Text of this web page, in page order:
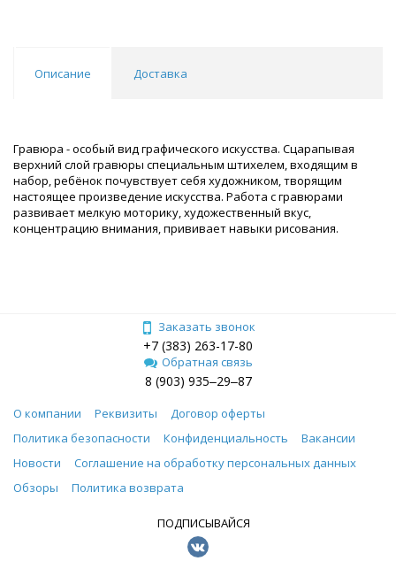
Описание Доставка
Гравюра - особый вид графического искусства. Сцарапывая
верхний слой гравюры специальным штихелем, входящим в
набор, ребёнок почувствует себя художником, творящим
настоящее произведение искусства. Работа с гравюрами
развивает мелкую моторику, художественный вкус,
концентрацию внимания, прививает навыки рисования.
Заказать звонок
+7 (383) 263-17-80
Обратная связь
8 (903) 935‒29‒87
О компании Реквизиты
Договор оферты
Политика безопасности
Конфиденциальность
Вакансии
Новости
Соглашение на обработку персональных данных
Обзоры
Политика возврата
ПОДПИСЫВАЙСЯ